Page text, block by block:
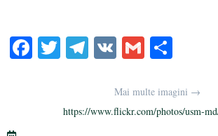
Fa T
r
Te
a
V G
ailaj
ea
Mai multe imagini →
https://www.flickr.com/photos/usm-